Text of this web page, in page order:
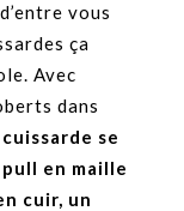
vous
ça
Avec
dans
se
en maille
cuir, un